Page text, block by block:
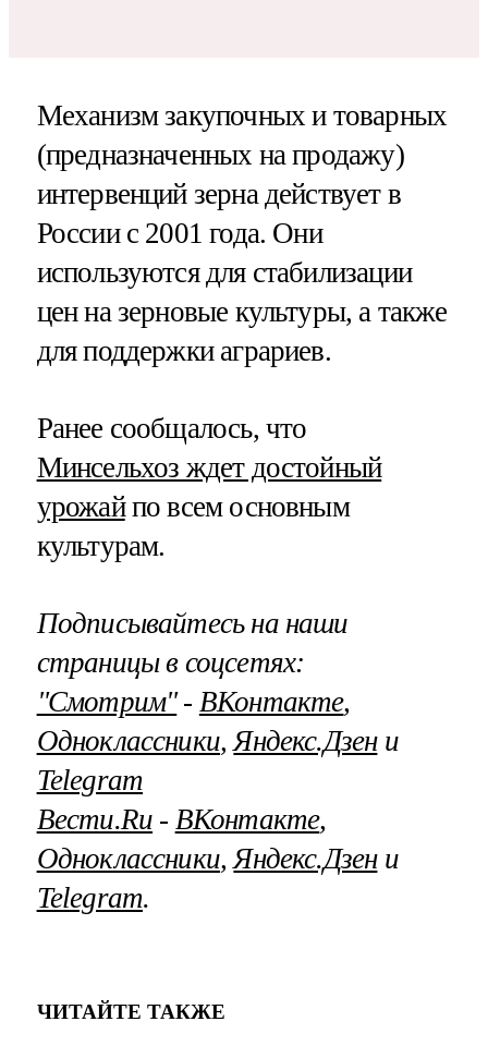
Механизм закупочных и товарных
(предназначенных на продажу)
интервенций зерна действует в
России с 2001 года. Они
используются для стабилизации
цен на зерновые культуры, а также
для поддержки аграриев.
Ранее сообщалось, что
Минсельхоз ждет достойный
урожайпо всем основным
культурам.
Подписывайтесь на наши
страницы в соцсетях:
"Смотрим"‐ ВКонтакте,
Одноклассники,Яндекс.Дзени
Telegram
Вести.Ru ‐ ВКонтакте,
Одноклассники,Яндекс.Дзени
Telegram.
ЧИТАЙТЕ ТАКЖЕ